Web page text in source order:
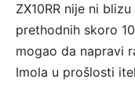
ZX10RR nije ni
prethodnih skoro
mogao da napravi
Imola u prošlosti